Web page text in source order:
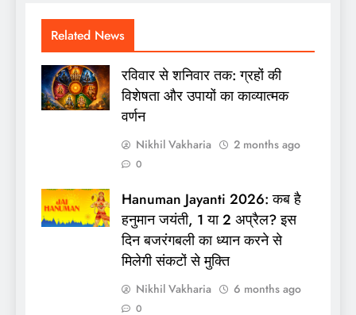
Related News
रविवार से शनिवार तक: ग्रहों की
विशेषता और उपायों का काव्यात्मक
वर्णन
Nikhil Vakharia 2 months ago
0
Hanuman Jayanti 2026: कब है
हनुमान जयंती, 1 या 2 अप्रैल? इस
दिन बजरंगबली का ध्‍यान करने से
मिलेगी संकटों से मुक्ति
Nikhil Vakharia 6 months ago
0